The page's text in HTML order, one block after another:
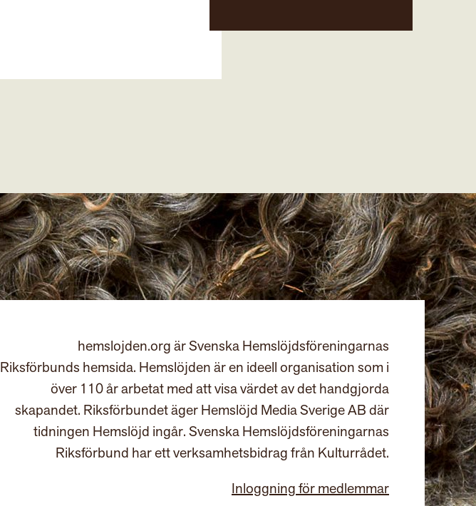
hemslojden.org är Svenska Hemslöjdsföreningarnas
Riksförbunds hemsida. Hemslöjden är en ideell organisation som i
över 110 år arbetat med att visa värdet av det handgjorda
skapandet. Riksförbundet äger Hemslöjd Media Sverige AB där
tidningen Hemslöjd ingår. Svenska Hemslöjdsföreningarnas
Riksförbund har ett verksamhetsbidrag från Kulturrådet.
Inloggning för medlemmar